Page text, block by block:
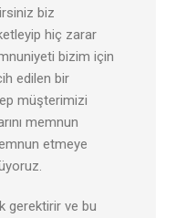
biz
hiç zarar
bizim için
edilen bir
müşterimizi
memnun
etmeye
gerektirir ve bu